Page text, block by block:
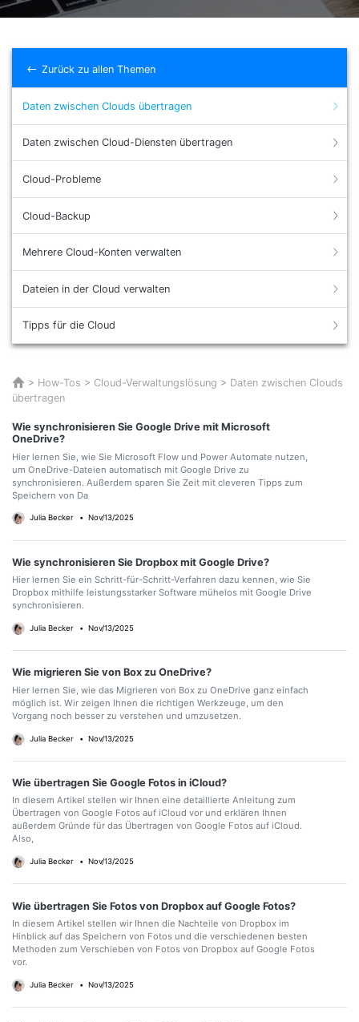
Zurück zu allen Themen
Daten zwischen Clouds übertragen
Daten zwischen Cloud-Diensten übertragen
Cloud-Probleme
Cloud-Backup
Mehrere Cloud-Konten verwalten
Dateien in der Cloud verwalten
Tipps für die Cloud
> How-Tos > Cloud-Verwaltungslösung > Daten zwischen Clouds
übertragen
Wie synchronisieren Sie Google Drive mit Microsoft
OneDrive?
Hier lernen Sie, wie Sie Microsoft Flow und Power Automate nutzen,
um OneDrive-Dateien automatisch mit Google Drive zu
synchronisieren. Außerdem sparen Sie Zeit mit cleveren Tipps zum
Speichern von Da
Julia Becker • Nov/13/2025
Wie synchronisieren Sie Dropbox mit Google Drive?
Hier lernen Sie ein Schritt-für-Schritt-Verfahren dazu kennen, wie Sie
Dropbox mithilfe leistungsstarker Software mühelos mit Google Drive
synchronisieren.
Julia Becker • Nov/13/2025
Wie migrieren Sie von Box zu OneDrive?
Hier lernen Sie, wie das Migrieren von Box zu OneDrive ganz einfach
möglich ist. Wir zeigen Ihnen die richtigen Werkzeuge, um den
Vorgang noch besser zu verstehen und umzusetzen.
Julia Becker • Nov/13/2025
Wie übertragen Sie Google Fotos in iCloud?
In diesem Artikel stellen wir Ihnen eine detaillierte Anleitung zum
Übertragen von Google Fotos auf iCloud vor und erklären Ihnen
außerdem Gründe für das Übertragen von Google Fotos auf iCloud.
Also,
Julia Becker • Nov/13/2025
Wie übertragen Sie Fotos von Dropbox auf Google Fotos?
In diesem Artikel stellen wir Ihnen die Nachteile von Dropbox im
Hinblick auf das Speichern von Fotos und die verschiedenen besten
Methoden zum Verschieben von Fotos von Dropbox auf Google Fotos
vor.
Julia Becker • Nov/13/2025